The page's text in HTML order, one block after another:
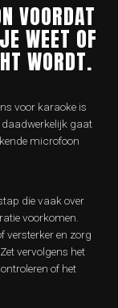
VOORDAT
WEET OF
WORDT.
voor karaoke is
gaat
microfoon
die vaak over
voorkomen.
versterker en zorg
vervolgens het
of het